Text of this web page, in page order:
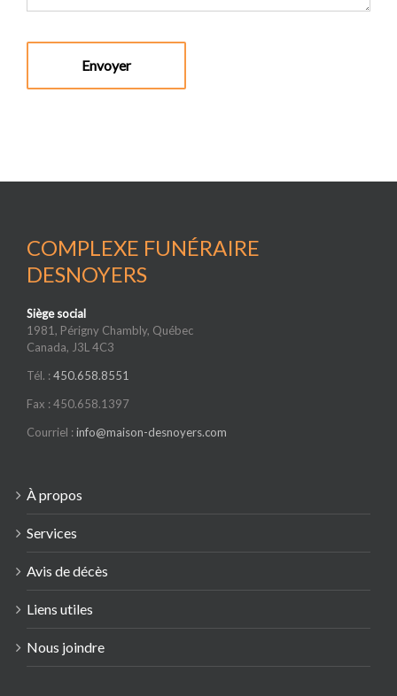
COMPLEXE FUNÉRAIRE
DESNOYERS
Siège social
1981, Périgny Chambly, Québec
Canada, J3L 4C3
Tél. :450.658.8551
Fax : 450.658.1397
Courriel :info@maison-desnoyers.com
À propos
Services
Avis de décès
Liens utiles
Nous joindre